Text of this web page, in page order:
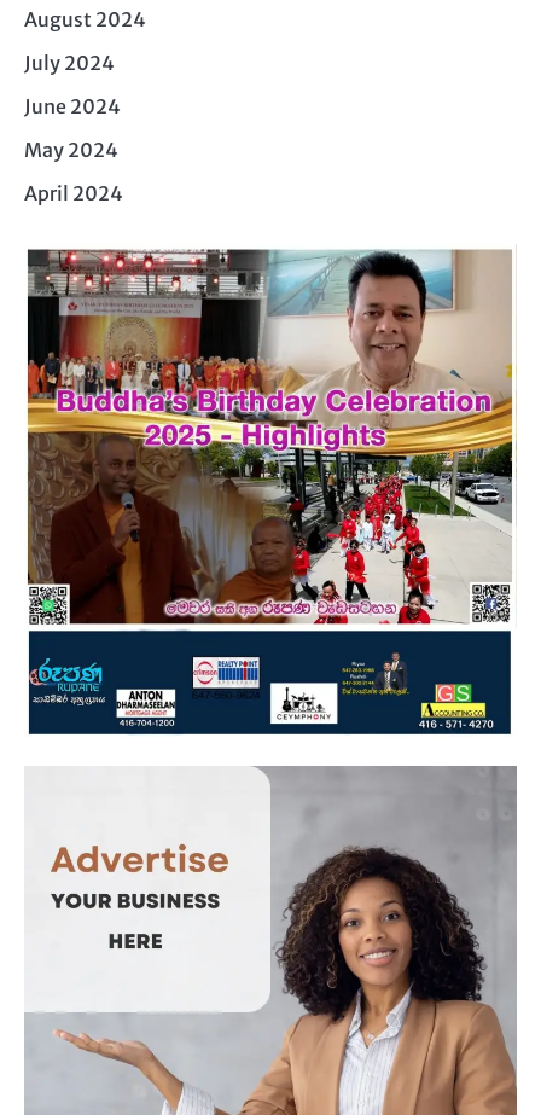
August 2024
July 2024
June 2024
May 2024
April 2024